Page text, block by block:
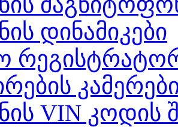
დინამიკები
VIN კოდის